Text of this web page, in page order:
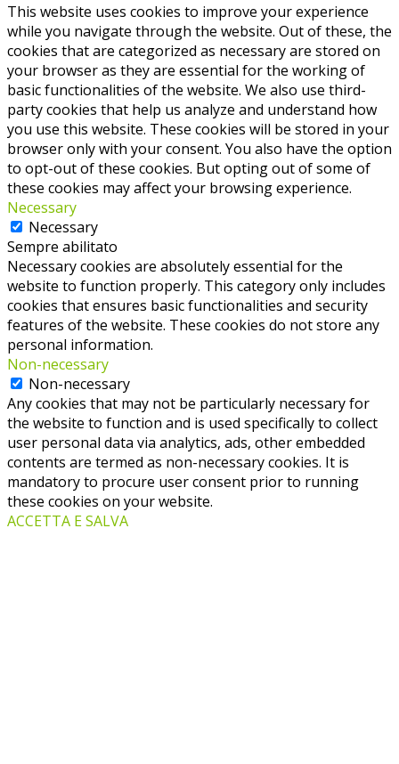
This website uses cookies to improve your experience
while you navigate through the website. Out of these, the
cookies that are categorized as necessary are stored on
your browser as they are essential for the working of
basic functionalities of the website. We also use third-
party cookies that help us analyze and understand how
you use this website. These cookies will be stored in your
browser only with your consent. You also have the option
to opt-out of these cookies. But opting out of some of
these cookies may affect your browsing experience.
Necessary
Necessary
Sempre abilitato
Necessary cookies are absolutely essential for the
website to function properly. This category only includes
cookies that ensures basic functionalities and security
features of the website. These cookies do not store any
personal information.
Non-necessary
Non-necessary
Any cookies that may not be particularly necessary for
the website to function and is used specifically to collect
user personal data via analytics, ads, other embedded
contents are termed as non-necessary cookies. It is
mandatory to procure user consent prior to running
these cookies on your website.
ACCETTA E SALVA